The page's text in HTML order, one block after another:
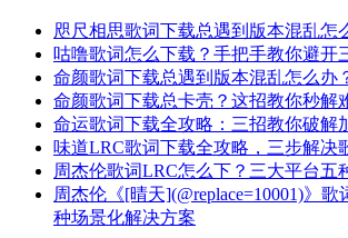
咫尺相思歌词下载总遇到版本混乱怎
咕噜歌词怎么下载？手把手教你避开
命颜歌词下载总遇到版本混乱怎么办
命颜歌词下载总卡壳？这招教你秒解
命运歌词下载全攻略：三招教你破解
味道LRC歌词下载全攻略，三步解决
周杰伦歌词LRC怎么下？三大平台五
周杰伦《[晴天](@replace=10001)》
种场景化解决方案